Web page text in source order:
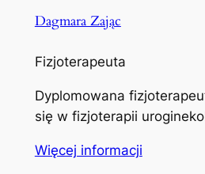
Dagmara Zając
Fizjoterapeuta
Dyplomowana
się w fizjoterapii
Więcej informacji